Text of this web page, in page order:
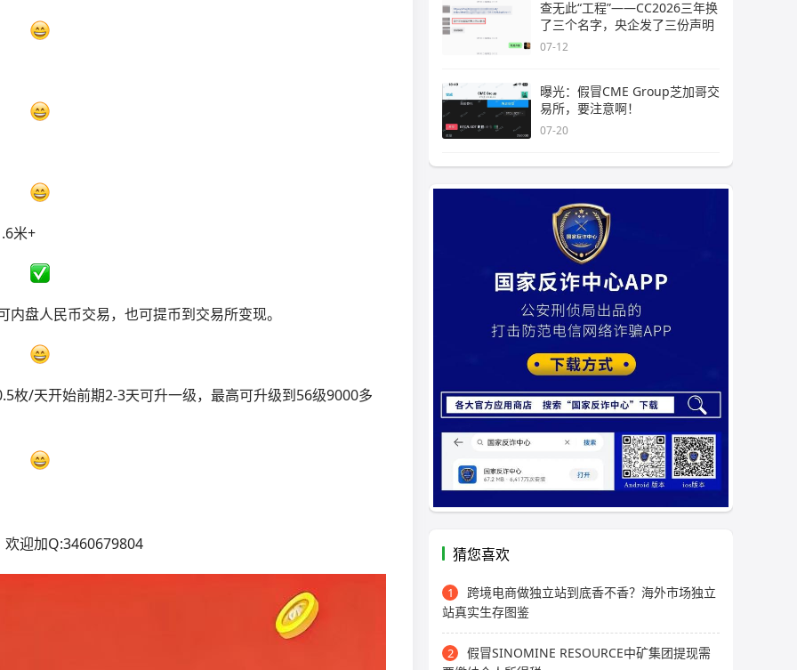
米+
盘人民币交易，也可提币到交易所变现。
枚/天开始前期2-3天可升一级，最高可升级到56级9000多
迎加Q:3460679804
查无此“工程”——CC2026三年换
了三个名字，央企发了三份声明
07-12
曝光：假冒CME Group芝加哥交
易所，要注意啊！
07-20
猜您喜欢
1
跨境电商做独立站到底香不香？海外市场独立
站真实生存图鉴
2
假冒SINOMINE RESOURCE中矿集团提现需